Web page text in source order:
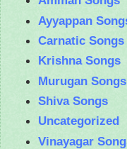
Ayyappan
Carnatic Songs
Krishna Songs
Murugan Songs
Shiva Songs
Uncategorized
Vinayagar